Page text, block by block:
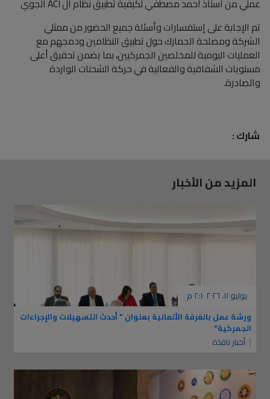
عملي من أستاذ أحمد مصطفي لكيفية تطبيق نظام ال ACI الجوي
تم الإجابة على إستفسارات وأسئلة جميع الحضور من ممثلي
الشركة ومصلحة الجمارك حول تطبيق النظامين ودمجهم مع
العمليات اليومية للمخلصين الجمركيين، بما يضمن تحقيق أعلى
مستويات الشفافية والفعالية في حركة الشحنات الواردة
والصادرة.
شارك :
المزيد من الأخبار
ورشة عمل بالغرفة الألمانية بعنوان " أحدث التسهيلات والإجراءات
الجمركية"
يوليو ١١، ٢٠٢٦ ٢:١٠ م
أخبار نافذة